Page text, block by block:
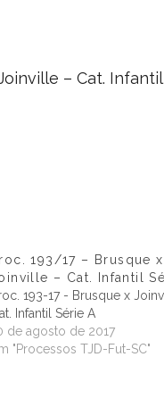
– Cat.
193/17 – Brusque x
– Cat. Infantil
193-17 - Brusque x
Infantil Série A
de agosto de 2017
"Processos TJD-Fut-SC"